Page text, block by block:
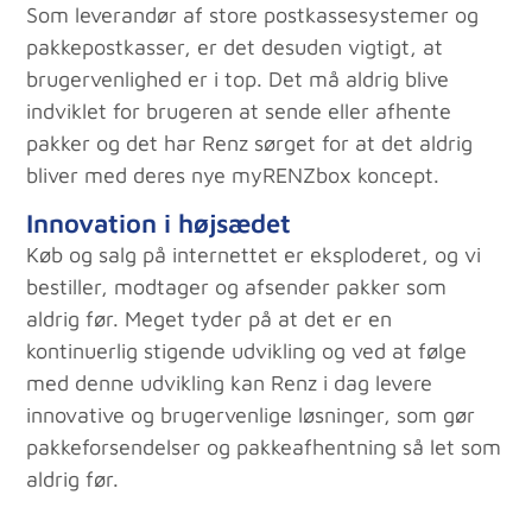
Som leverandør af store postkassesystemer og
pakkepostkasser, er det desuden vigtigt, at
brugervenlighed er i top. Det må aldrig blive
indviklet for brugeren at sende eller afhente
pakker og det har Renz sørget for at det aldrig
bliver med deres nye myRENZbox koncept.
Innovation i højsædet
Køb og salg på internettet er eksploderet, og vi
bestiller, modtager og afsender pakker som
aldrig før. Meget tyder på at det er en
kontinuerlig stigende udvikling og ved at følge
med denne udvikling kan Renz i dag levere
innovative og brugervenlige løsninger, som gør
pakkeforsendelser og pakkeafhentning så let som
aldrig før.